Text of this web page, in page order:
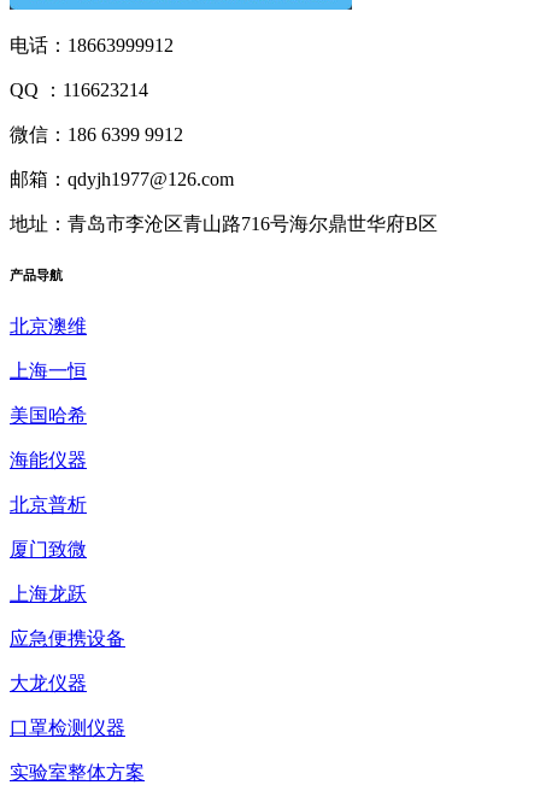
电话：18663999912
QQ ：116623214
微信：186 6399 9912
邮箱：qdyjh1977@126.com
地址：青岛市李沧区青山路716号海尔鼎世华府B区
产品导航
北京澳维
上海一恒
美国哈希
海能仪器
北京普析
厦门致微
上海龙跃
应急便携设备
大龙仪器
口罩检测仪器
实验室整体方案